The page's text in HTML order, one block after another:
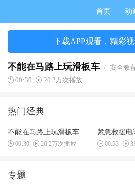
首页 动
下载APP观看，精彩视
不能在马路上玩滑板车 / 安全教
00:30
20.2万次播放
热门经典
不能在马路上玩滑板车
00:30 20.2万次播放
紧急救援电
00:33
专题